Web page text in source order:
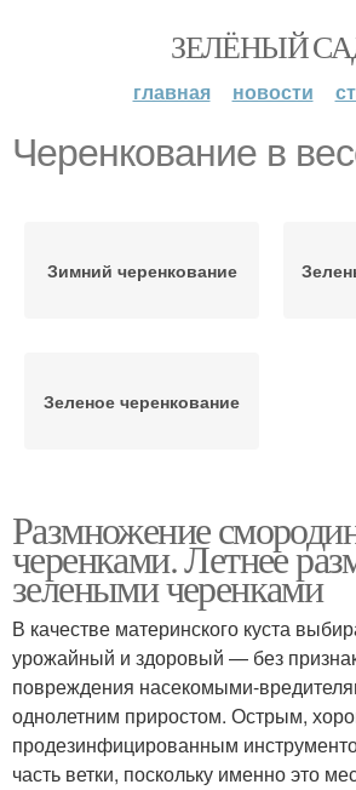
ЗЕЛЁНЫЙ
главная новости
Черенкование в
Зимний черенкование
Зеленое черенкование
Размножение
черенками. Летнее
зелеными черенками
В качестве материнского куста
урожайный и здоровый — без
повреждения насекомыми-
однолетним приростом. Острым,
продезинфицированным
часть ветки, поскольку именно это